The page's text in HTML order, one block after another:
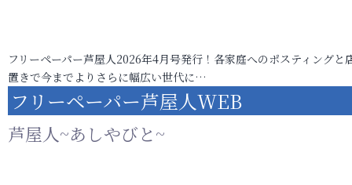
フリーペーパー芦屋人2026年4月号発行！各家庭へのポスティングと
置きで今までよりさらに幅広い世代に…
フリーペーパー芦屋人WEB
芦屋人~あしやびと~